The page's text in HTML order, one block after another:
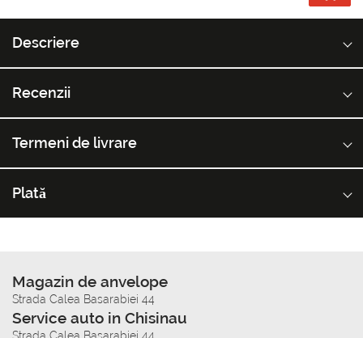
Descriere
Recenzii
Termeni de livrare
Plată
Magazin de anvelope
Strada Calea Basarabiei 44
Service auto in Chisinau